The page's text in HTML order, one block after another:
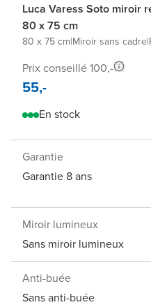
Luca Varess Soto miroir
80 x 75 cm
80 x 75 cm|Miroir sans cadre|
Prix conseillé 100,-
55,-
En stock
Garantie
Garantie 8 ans
Miroir lumineux
Sans miroir lumineux
Anti-buée
Sans anti-buée